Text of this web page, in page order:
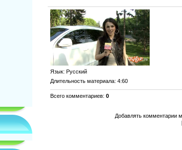
Язык: Русский
Длительность материала: 4:60
Всего комментариев: 0
Добавлять комментарии